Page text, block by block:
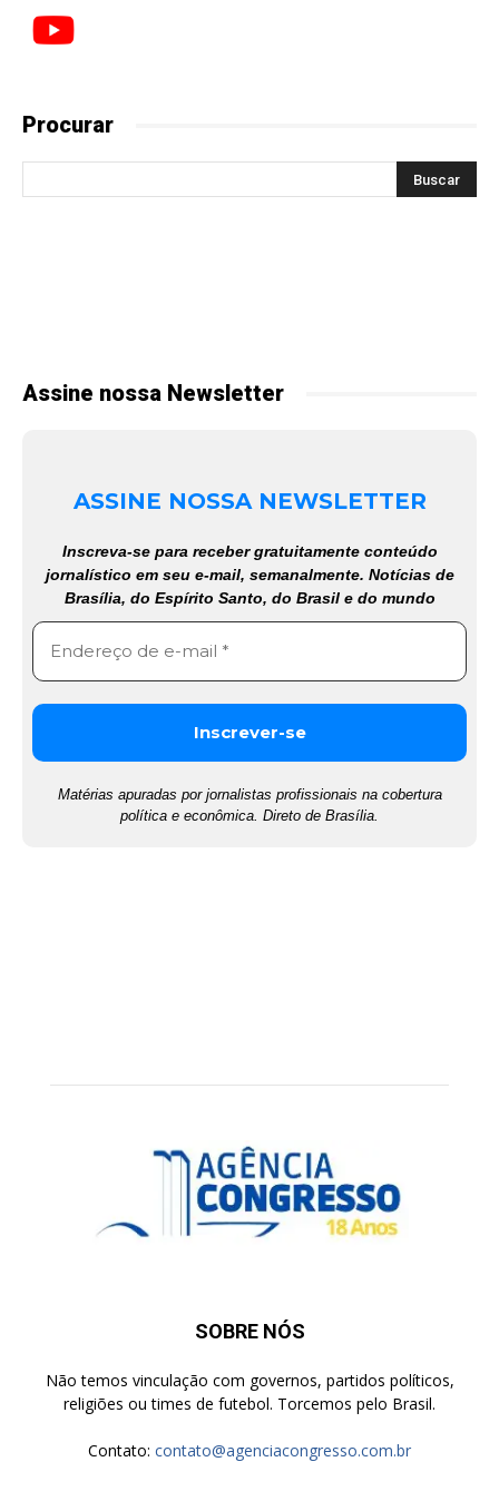
Procurar
Assine nossa Newsletter
ASSINE NOSSA NEWSLETTER
Inscreva-se para receber gratuitamente conteúdo
jornalístico em seu e-mail, semanalmente. Notícias de
Brasília, do Espírito Santo, do Brasil e do mundo
Matérias apuradas por jornalistas profissionais na cobertura
política e econômica. Direto de Brasília.
SOBRE NÓS
Não temos vinculação com governos, partidos políticos,
religiões ou times de futebol. Torcemos pelo Brasil.
Contato: contato@agenciacongresso.com.br